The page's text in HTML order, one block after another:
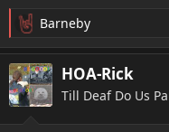
R
e
a
k
t
Barneby
HOA-Rick
Till Deaf Do Us